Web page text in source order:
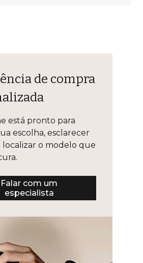
de compra
está pronto para
escolha, esclarecer
localizar o modelo que
Falar com um
especialista